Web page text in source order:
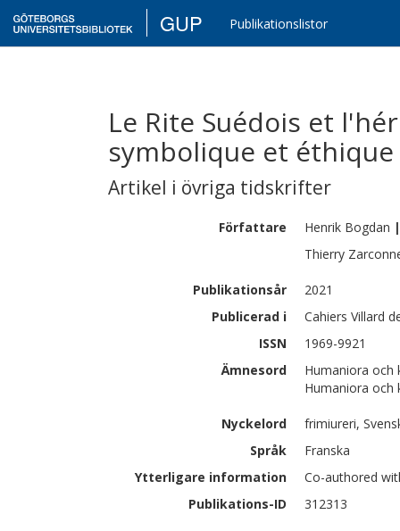
GUP Publikationslistor
Le Rite Suédois et
symbolique et éthique
Artikel i övriga tidskrifter
Författare Henrik Bogdan |
Thierry
Publikationsår
2021
Publicerad i
Cahiers Villard
ISSN
1969-9921
Ämnesord
Humaniora
Humaniora
Nyckelord
frimiureri,
Språk
Franska
Ytterligare information
Co-authored
Publikations-ID
312313